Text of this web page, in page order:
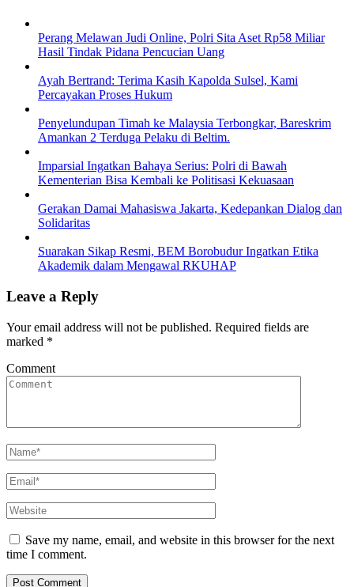
Perang Melawan Judi Online, Polri Sita Aset Rp58 Miliar
Hasil Tindak Pidana Pencucian Uang
Ayah Bertrand: Terima Kasih Kapolda Sulsel, Kami
Percayakan Proses Hukum
Penyelundupan Timah ke Malaysia Terbongkar, Bareskrim
Amankan 2 Terduga Pelaku di Beltim.
Imparsial Ingatkan Bahaya Serius: Polri di Bawah
Kementerian Bisa Kembali ke Politisasi Kekuasaan
Gerakan Damai Mahasiswa Jakarta, Kedepankan Dialog dan
Solidaritas
Suarakan Sikap Resmi, BEM Borobudur Ingatkan Etika
Akademik dalam Mengawal RKUHAP
Leave a Reply
Your email address will not be published. Required fields are
marked *
Comment
Save my name, email, and website in this browser for the next
time I comment.